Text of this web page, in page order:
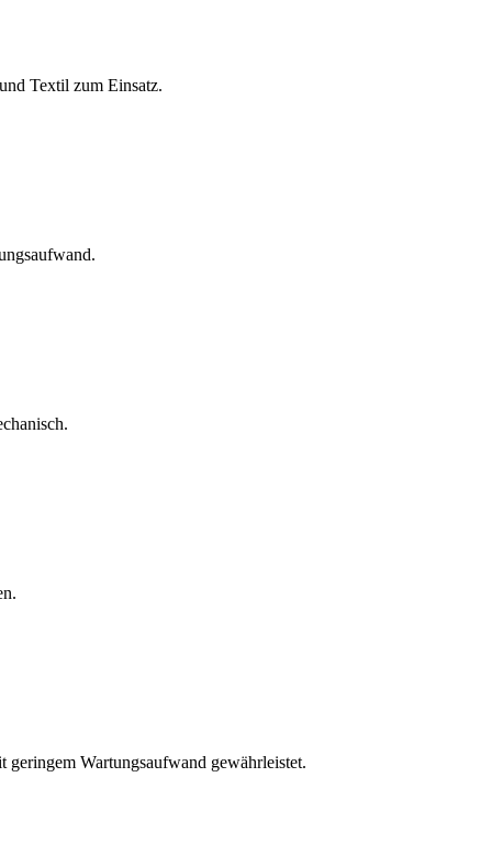
Textil zum Einsatz.
Wartungsaufwand gewährleistet.